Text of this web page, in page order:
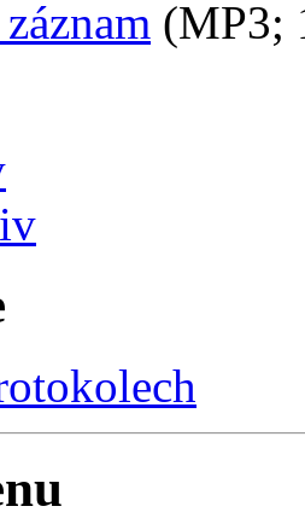
(MP3;